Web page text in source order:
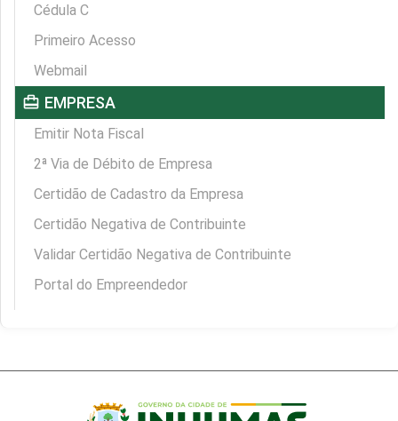
Cédula C
Primeiro Acesso
Webmail
card_travel EMPRESA
Emitir Nota Fiscal
2ª Via de Débito de Empresa
Certidão de Cadastro da Empresa
Certidão Negativa de Contribuinte
Validar Certidão Negativa de Contribuinte
Portal do Empreendedor